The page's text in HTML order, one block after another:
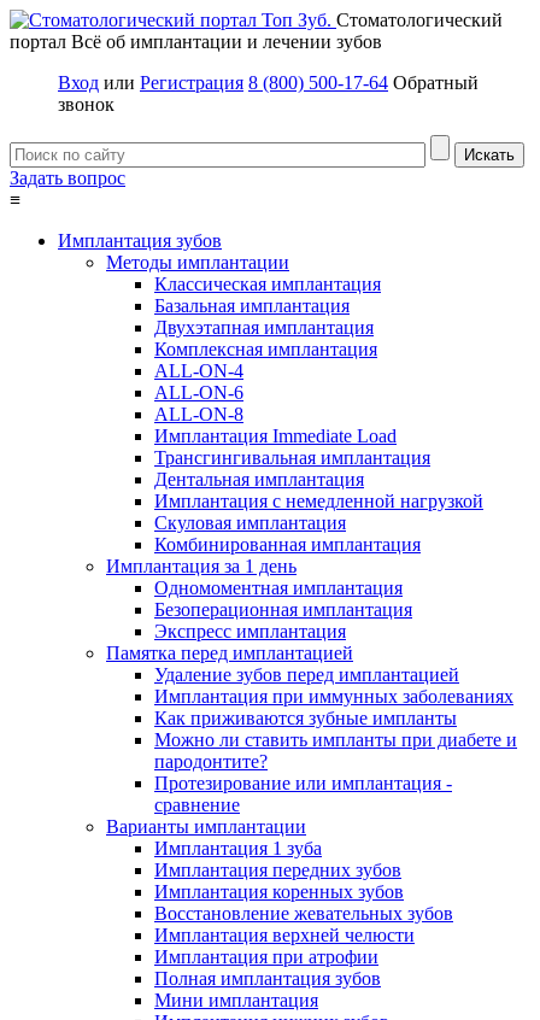
Стоматологический
портал Всё об имплантации и лечении зубов
Вход или Регистрация 8 (800) 500-17-64 Обратный
звонок
Задать вопрос
≡
Имплантация зубов
Методы имплантации
Классическая имплантация
Базальная имплантация
Двухэтапная имплантация
Комплексная имплантация
ALL-ON-4
ALL-ON-6
ALL-ON-8
Имплантация Immediate Load
Трансгингивальная имплантация
Дентальная имплантация
Имплантация с немедленной нагрузкой
Скуловая имплантация
Комбинированная имплантация
Имплантация за 1 день
Одномоментная имплантация
Безоперационная имплантация
Экспресс имплантация
Памятка перед имплантацией
Удаление зубов перед имплантацией
Имплантация при иммунных заболеваниях
Как приживаются зубные импланты
Можно ли ставить импланты при диабете и
пародонтите?
Протезирование или имплантация -
сравнение
Варианты имплантации
Имплантация 1 зуба
Имплантация передних зубов
Имплантация коренных зубов
Восстановление жевательных зубов
Имплантация верхней челюсти
Имплантация при атрофии
Полная имплантация зубов
Мини имплантация